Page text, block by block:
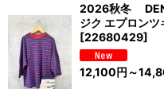
2026秋冬
ジク エプロン
[22680429]
12,100円 ～